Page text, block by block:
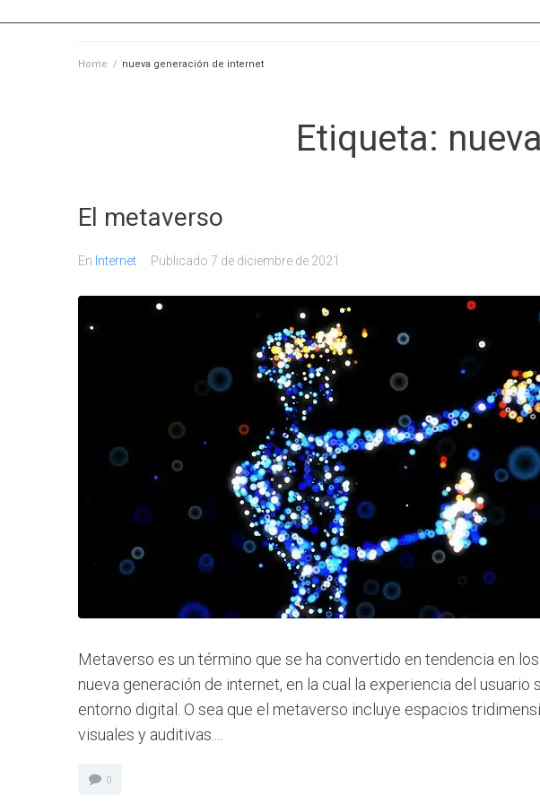
Home / nueva generación de internet
Etiqueta:
El metaverso
En Internet Publicado 7 de diciembre de 2021
Metaverso es un término que se ha convertido en tendencia en
nueva generación de internet, en la cual la experiencia del usuario
entorno digital. O sea que el metaverso incluye espacios
visuales y auditivas....
0